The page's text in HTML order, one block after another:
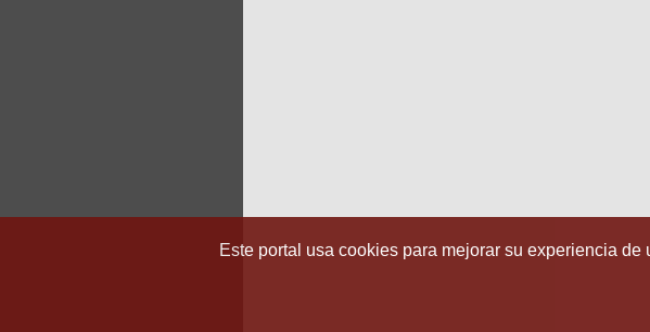
Este portal usa cookies para mejorar su experiencia